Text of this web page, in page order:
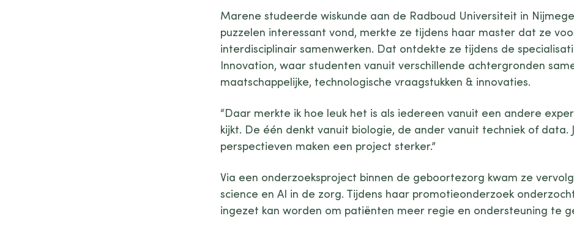
Marene studeerde wiskunde aan de Radboud Universiteit in
puzzelen interessant vond, merkte ze tijdens haar master dat ze
interdisciplinair samenwerken. Dat ontdekte ze tijdens de
Innovation, waar studenten vanuit verschillende achtergronden
maatschappelijke, technologische vraagstukken & innovaties.
“Daar merkte ik hoe leuk het is als iedereen vanuit een andere
kijkt. De één denkt vanuit biologie, de ander vanuit techniek of data.
perspectieven maken een project sterker.”
Via een onderzoeksproject binnen de geboortezorg kwam ze
science en AI in de zorg. Tijdens haar promotieonderzoek
ingezet kan worden om patiënten meer regie en ondersteuning te